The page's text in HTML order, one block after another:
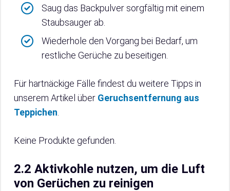
Saug das Backpulver sorgfältig mit einem
Staubsauger ab.
Wiederhole den Vorgang bei Bedarf, um
restliche Gerüche zu beseitigen.
Für hartnäckige Fälle findest du weitere Tipps in
unserem Artikel über Geruchsentfernung aus
Teppichen
Keine Produkte gefunden.
2.2 Aktivkohle nutzen, um die Luft
von Gerüchen zu reinigen